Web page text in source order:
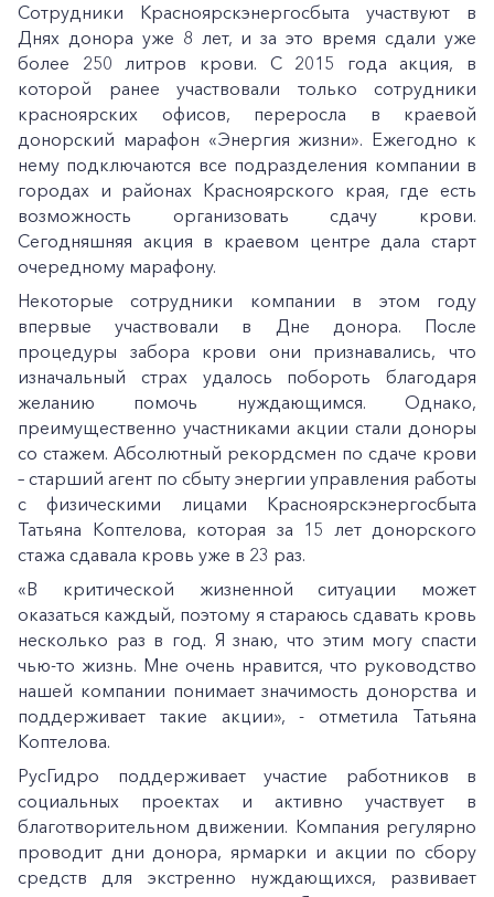
Сотрудники Красноярскэнергосбыта участвуют в
Днях донора уже 8 лет, и за это время сдали уже
более 250 литров крови. С 2015 года акция, в
которой ранее участвовали только сотрудники
красноярских офисов, переросла в краевой
донорский марафон «Энергия жизни». Ежегодно к
нему подключаются все подразделения компании в
городах и районах Красноярского края, где есть
возможность организовать сдачу крови.
Сегодняшняя акция в краевом центре дала старт
очередному марафону.
Некоторые сотрудники компании в этом году
впервые участвовали в Дне донора. После
процедуры забора крови они признавались, что
изначальный страх удалось побороть благодаря
желанию помочь нуждающимся. Однако,
преимущественно участниками акции стали доноры
со стажем. Абсолютный рекордсмен по сдаче крови
– старший агент по сбыту энергии управления работы
с физическими лицами Красноярскэнергосбыта
Татьяна Коптелова, которая за 15 лет донорского
стажа сдавала кровь уже в 23 раз.
«В критической жизненной ситуации может
оказаться каждый, поэтому я стараюсь сдавать кровь
несколько раз в год. Я знаю, что этим могу спасти
чью-то жизнь. Мне очень нравится, что руководство
нашей компании понимает значимость донорства и
поддерживает такие акции», - отметила Татьяна
Коптелова.
РусГидро поддерживает участие работников в
социальных проектах и активно участвует в
благотворительном движении. Компания регулярно
проводит дни донора, ярмарки и акции по сбору
средств для экстренно нуждающихся, развивает